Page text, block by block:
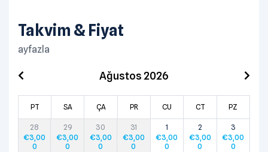
Takvim & Fiyat
ayfazla
PT SA ÇA PR CU CT PZ
Ağustos 2026
28
€3,00
0
29
€3,00
0
30
€3,00
0
31
€3,00
0
1
€3,00
0
2
€3,00
0
3
€3,00
0